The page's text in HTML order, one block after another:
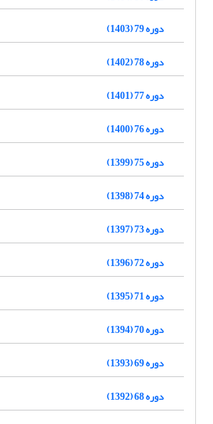
دوره 79 (1403)
دوره 78 (1402)
دوره 77 (1401)
دوره 76 (1400)
دوره 75 (1399)
دوره 74 (1398)
دوره 73 (1397)
دوره 72 (1396)
دوره 71 (1395)
دوره 70 (1394)
دوره 69 (1393)
دوره 68 (1392)